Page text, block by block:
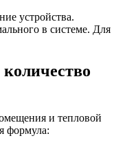
устройства.
в системе. Для
и тепловой
формула: